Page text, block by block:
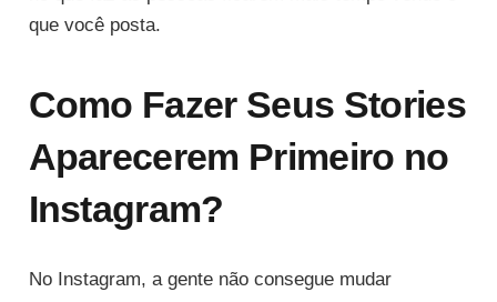
que você posta.
Como Fazer Seus Stories
Aparecerem Primeiro no
Instagram?
No Instagram, a gente não consegue mudar